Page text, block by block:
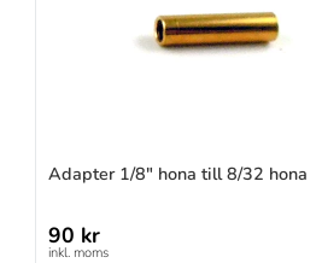
Adapter 1/8" hona till 8/32 hona
90 kr
inkl. moms